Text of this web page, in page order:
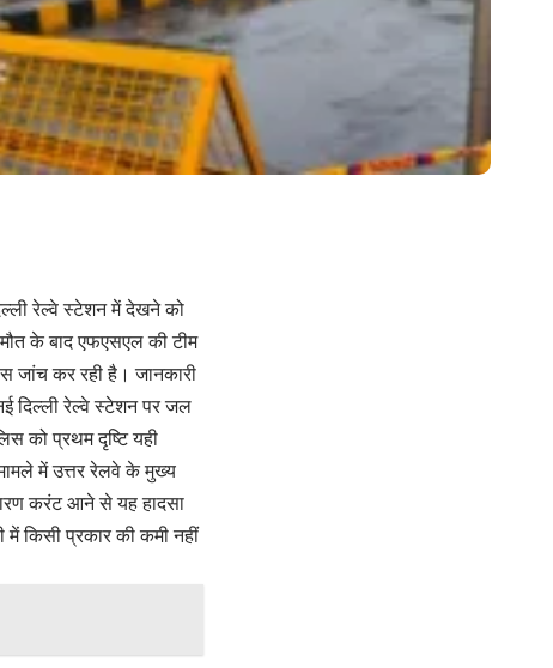
रेल्वे स्टेशन में देखने को
के बाद एफएसएल की टीम
जांच कर रही है। जानकारी
दिल्ली रेल्वे स्टेशन पर जल
को प्रथम दृष्टि यही
में उत्तर रेलवे के मुख्य
करंट आने से यह हादसा
किसी प्रकार की कमी नहीं